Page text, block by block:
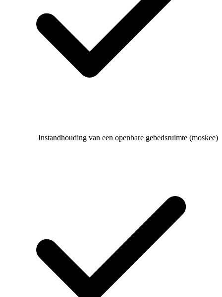
Instandhouding van een